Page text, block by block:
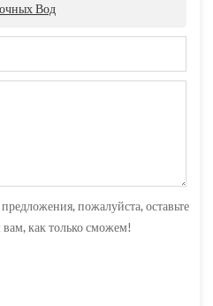
Вод
пожалуйста, оставьте
как только сможем!